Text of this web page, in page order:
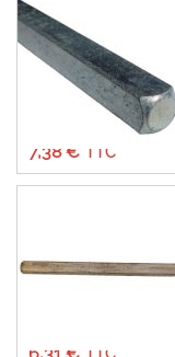
7,38 €